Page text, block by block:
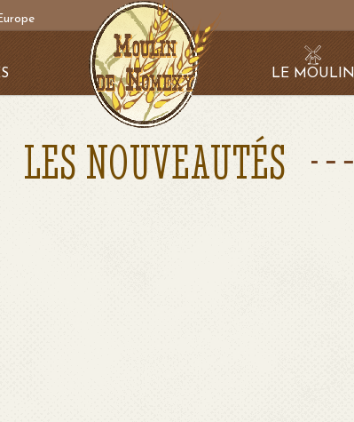
LE MOULIN
LES NOUVEAUTÉS